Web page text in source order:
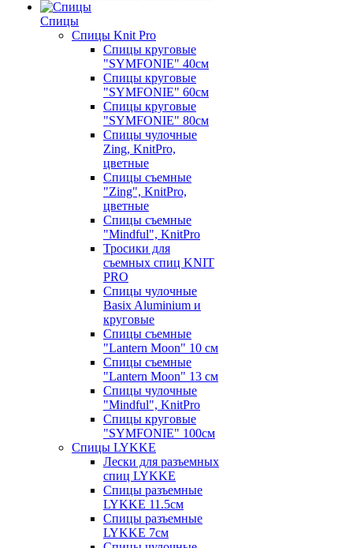
Спицы
Спицы Knit Pro
Спицы круговые
"SYMFONIE" 40см
Спицы круговые
"SYMFONIE" 60см
Спицы круговые
"SYMFONIE" 80см
Спицы чулочные
Zing, KnitPro,
цветные
Спицы съемные
"Zing", KnitPro,
цветные
Спицы съемные
"Mindful", KnitPro
Тросики для
съемных спиц KNIT
PRO
Спицы чулочные
Basix Aluminium и
круговые
Спицы съемные
"Lantern Moon" 10 см
Спицы съемные
"Lantern Moon" 13 см
Спицы чулочные
"Mindful", KnitPro
Спицы круговые
"SYMFONIE" 100см
Спицы LYKKE
Лески для разъемных
спиц LYKKE
Спицы разъемные
LYKKE 11.5см
Спицы разъемные
LYKKE 7см